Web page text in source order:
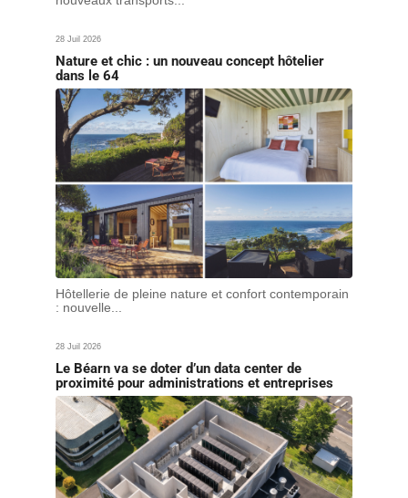
28 Juil 2026
Nature et chic : un nouveau concept hôtelier
dans le 64
Hôtellerie de pleine nature et confort contemporain
: nouvelle...
28 Juil 2026
Le Béarn va se doter d’un data center de
proximité pour administrations et entreprises